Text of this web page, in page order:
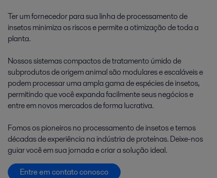
Ter um fornecedor para sua linha de processamento de
insetos minimiza os riscos e permite a otimização de toda a
planta.
Nossos sistemas compactos de tratamento úmido de
subprodutos de origem animal são modulares e escaláveis e
podem processar uma ampla gama de espécies de insetos,
permitindo que você expanda facilmente seus negócios e
entre em novos mercados de forma lucrativa.
Fomos os pioneiros no processamento de insetos e temos
décadas de experiência na indústria de proteínas. Deixe-nos
guiar você em sua jornada e criar a solução ideal.
Entre em contato conosco